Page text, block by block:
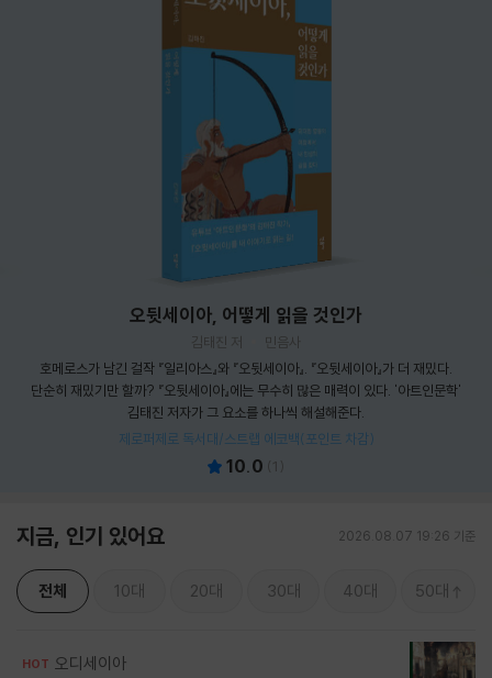
오뒷세이아, 어떻게 읽을 것인가
김태진 저
민음사
호메로스가 남긴 걸작 『일리아스』와 『오뒷세이아』. 『오뒷세이아』가 더 재밌다.
단순히 재밌기만 할까? 『오뒷세이아』에는 무수히 많은 매력이 있다. '아트인문학'
김태진 저자가 그 요소를 하나씩 해설해준다.
제로퍼제로 독서대/스트랩 에코백(포인트 차감)
10.0 (1 )
지금, 인기 있어요 2026.08.07 19:26 기준
전체 10대 20대 30대 40대 50대
HOT 오디세이아